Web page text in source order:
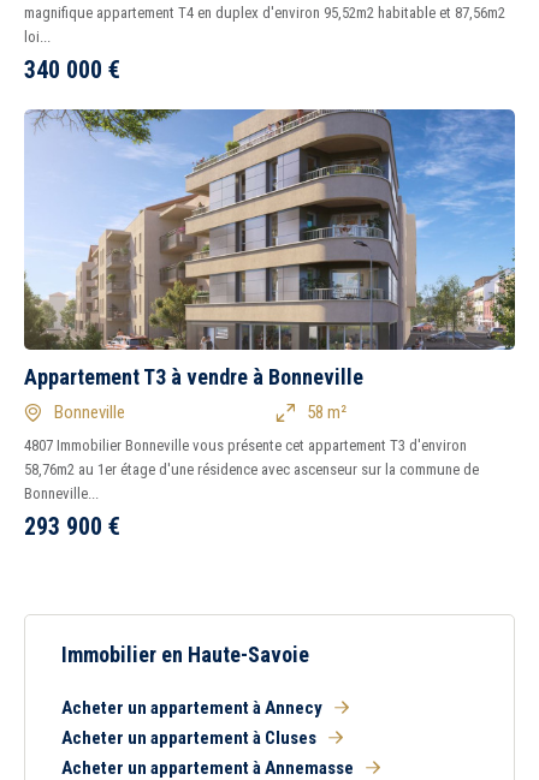
magnifique appartement T4 en duplex d'environ 95,52m2 habitable et 87,56m2
loi...
340 000 €
Appartement T3 à vendre à Bonneville
Bonneville 58 m²
4807 Immobilier Bonneville vous présente cet appartement T3 d'environ
58,76m2 au 1er étage d'une résidence avec ascenseur sur la commune de
Bonneville...
293 900 €
Immobilier en Haute-Savoie
Acheter un appartement à Annecy
Acheter un appartement à Cluses
Acheter un appartement à Annemasse